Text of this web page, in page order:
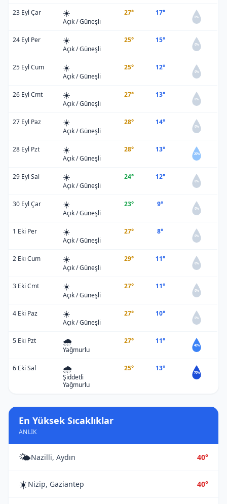
23 Eyl Çar ☀️
Açık / Güneşli
27° 17°
0%
24 Eyl Per ☀️
Açık / Güneşli
25° 15°
0%
25 Eyl Cum ☀️
Açık / Güneşli
25° 12°
0%
26 Eyl Cmt ☀️
Açık / Güneşli
27° 13°
0%
27 Eyl Paz ☀️
Açık / Güneşli
28° 14°
0%
28 Eyl Pzt ☀️
Açık / Güneşli
28° 13°
20%
29 Eyl Sal ☀️
Açık / Güneşli
24° 12°
0%
30 Eyl Çar ☀️
Açık / Güneşli
23° 9°
0%
1 Eki Per ☀️
Açık / Güneşli
27° 8°
0%
2 Eki Cum ☀️
Açık / Güneşli
29° 11°
0%
3 Eki Cmt ☀️
Açık / Güneşli
27° 11°
0%
4 Eki Paz ☀️
Açık / Güneşli
27° 10°
0%
5 Eki Pzt 🌧️
Yağmurlu
27° 11°
40%
6 Eki Sal 🌧️
Şiddetli
Yağmurlu
25° 13°
70%
En Yüksek Sıcaklıklar
ANLIK
🌤️Nazilli, Aydın 40°
☀️Nizip, Gaziantep 40°